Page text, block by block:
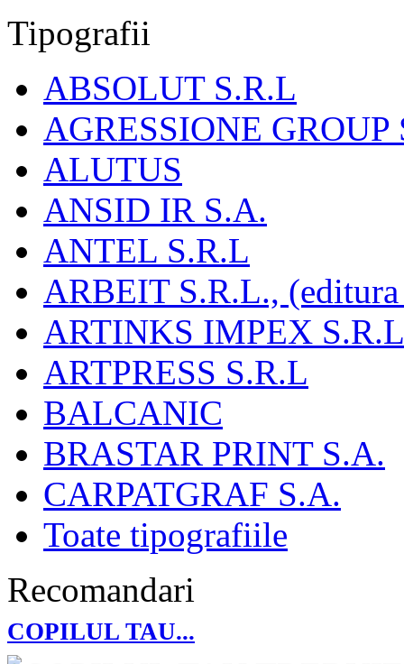
Tipografii
ABSOLUT S.R.L
AGRESSIONE GROUP
ALUTUS
ANSID IR S.A.
ANTEL S.R.L
ARBEIT S.R.L.,
ARTINKS IMPEX
ARTPRESS S.R.L
BALCANIC
BRASTAR PRINT S.A.
CARPATGRAF S.A.
Toate tipografiile
Recomandari
COPILUL TAU...